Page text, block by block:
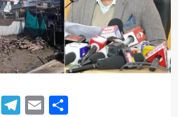
Telegram
EmailShare